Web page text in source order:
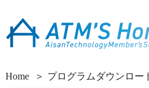
Home プログラムダウンロー